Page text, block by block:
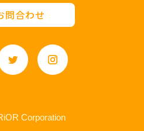
問合わせ
Corporation